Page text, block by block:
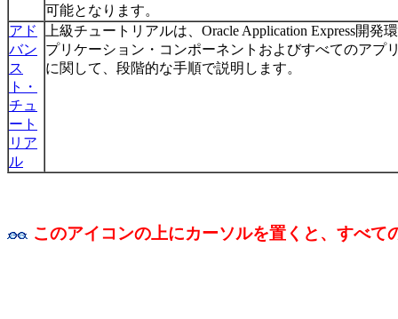
可能となります。
アド
バン
ス
ト・
チュ
ート
リア
ル
上級チュートリアルは、Oracle Application Express開
プリケーション・コンポーネントおよびすべてのアプ
に関して、段階的な手順で説明します。
このアイコンの上にカーソルを置くと、すべ